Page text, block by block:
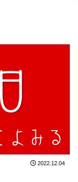
2022.12.04